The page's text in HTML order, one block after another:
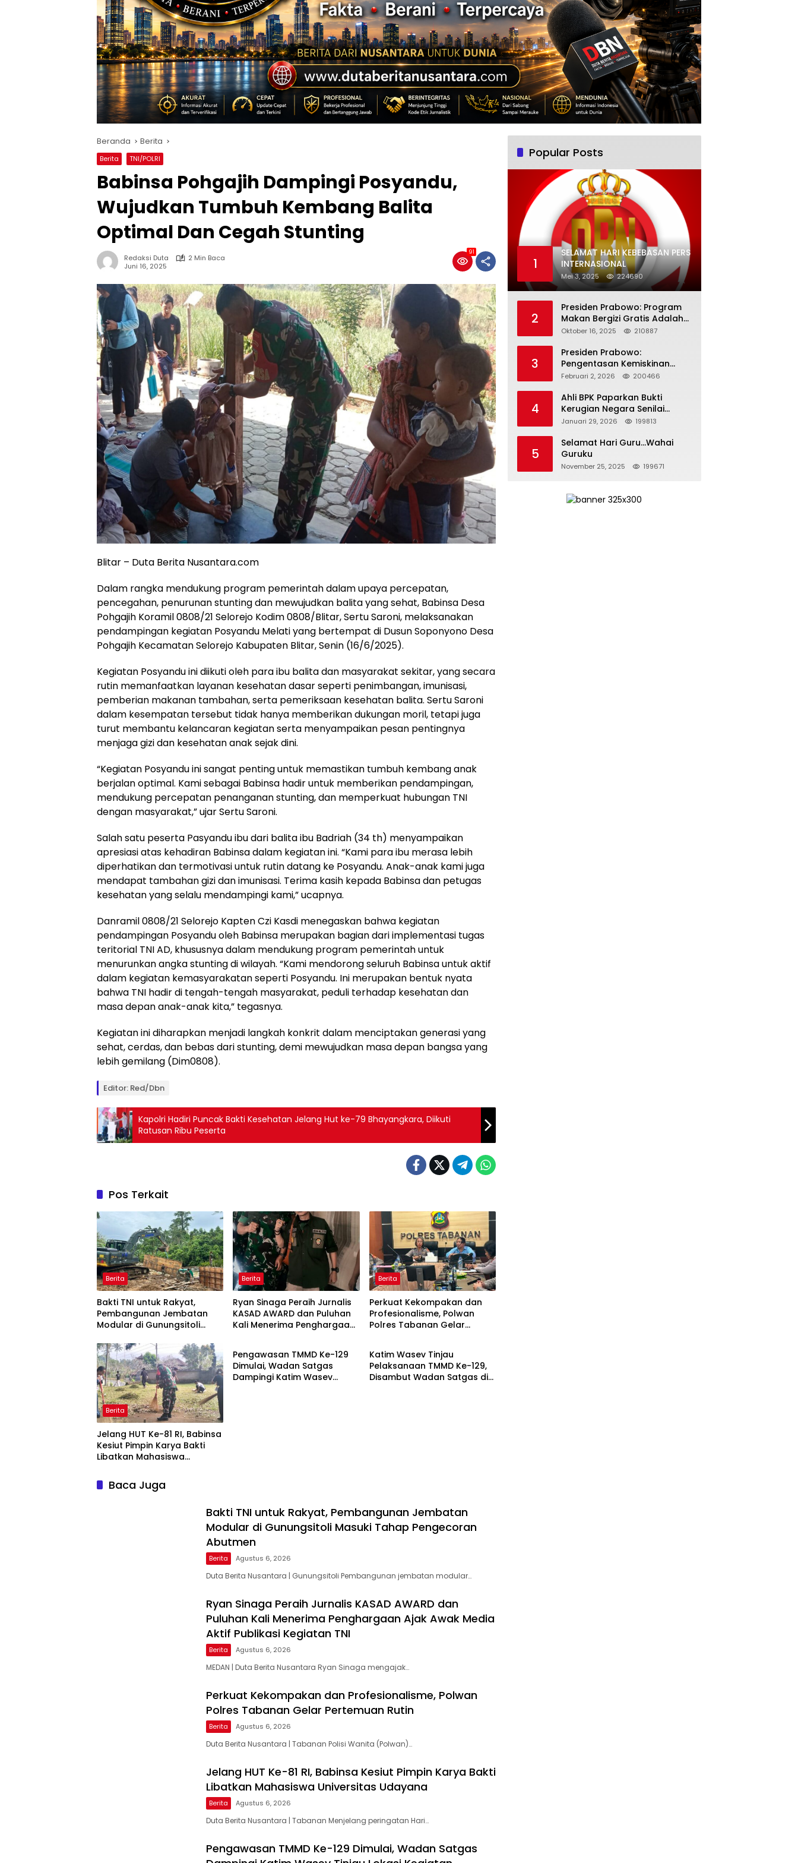
Beranda Berita
Berita TNI/POLRI
Babinsa Pohgajih Dampingi Posyandu,
Wujudkan Tumbuh Kembang Balita
Optimal Dan Cegah Stunting
Redaksi Duta
2 Min Baca
Juni 16, 2025
91
Blitar – Duta Berita Nusantara.com
Dalam rangka mendukung program pemerintah dalam upaya percepatan,
pencegahan, penurunan stunting dan mewujudkan balita yang sehat, Babinsa Desa
Pohgajih Koramil 0808/21 Selorejo Kodim 0808/Blitar, Sertu Saroni, melaksanakan
pendampingan kegiatan Posyandu Melati yang bertempat di Dusun Soponyono Desa
Pohgajih Kecamatan Selorejo Kabupaten Blitar, Senin (16/6/2025).
Kegiatan Posyandu ini diikuti oleh para ibu balita dan masyarakat sekitar, yang secara
rutin memanfaatkan layanan kesehatan dasar seperti penimbangan, imunisasi,
pemberian makanan tambahan, serta pemeriksaan kesehatan balita. Sertu Saroni
dalam kesempatan tersebut tidak hanya memberikan dukungan moril, tetapi juga
turut membantu kelancaran kegiatan serta menyampaikan pesan pentingnya
menjaga gizi dan kesehatan anak sejak dini.
“Kegiatan Posyandu ini sangat penting untuk memastikan tumbuh kembang anak
berjalan optimal. Kami sebagai Babinsa hadir untuk memberikan pendampingan,
mendukung percepatan penanganan stunting, dan memperkuat hubungan TNI
dengan masyarakat,” ujar Sertu Saroni.
Salah satu peserta Pasyandu ibu dari balita ibu Badriah (34 th) menyampaikan
apresiasi atas kehadiran Babinsa dalam kegiatan ini. “Kami para ibu merasa lebih
diperhatikan dan termotivasi untuk rutin datang ke Posyandu. Anak-anak kami juga
mendapat tambahan gizi dan imunisasi. Terima kasih kepada Babinsa dan petugas
kesehatan yang selalu mendampingi kami,” ucapnya.
Danramil 0808/21 Selorejo Kapten Czi Kasdi menegaskan bahwa kegiatan
pendampingan Posyandu oleh Babinsa merupakan bagian dari implementasi tugas
teritorial TNI AD, khususnya dalam mendukung program pemerintah untuk
menurunkan angka stunting di wilayah. “Kami mendorong seluruh Babinsa untuk aktif
dalam kegiatan kemasyarakatan seperti Posyandu. Ini merupakan bentuk nyata
bahwa TNI hadir di tengah-tengah masyarakat, peduli terhadap kesehatan dan
masa depan anak-anak kita,” tegasnya.
Kegiatan ini diharapkan menjadi langkah konkrit dalam menciptakan generasi yang
sehat, cerdas, dan bebas dari stunting, demi mewujudkan masa depan bangsa yang
lebih gemilang (Dim0808).
Editor: Red/Dbn
Kapolri Hadiri Puncak Bakti Kesehatan Jelang Hut ke-79 Bhayangkara, Diikuti
Ratusan Ribu Peserta
Pos Terkait
Berita
Bakti TNI untuk Rakyat,
Pembangunan Jembatan
Modular di Gunungsitoli
Abutmen
Berita
Ryan Sinaga Peraih Jurnalis
KASAD AWARD dan Puluhan
Kali Menerima Penghargaan
Berita
Perkuat Kekompakan dan
Profesionalisme, Polwan
Polres Tabanan Gelar
Berita
Jelang HUT Ke-81 RI, Babinsa
Kesiut Pimpin Karya Bakti
Libatkan Mahasiswa
Berita
Pengawasan TMMD Ke-129
Dimulai, Wadan Satgas
Dampingi Katim Wasev
Berita
Katim Wasev Tinjau
Pelaksanaan TMMD Ke-129,
Disambut Wadan Satgas di
Baca Juga
Bakti TNI untuk Rakyat, Pembangunan Jembatan
Modular di Gunungsitoli Masuki Tahap Pengecoran
Abutmen
Berita Agustus 6, 2026
Duta Berita Nusantara | Gunungsitoli Pembangunan jembatan modular…
Ryan Sinaga Peraih Jurnalis KASAD AWARD dan
Puluhan Kali Menerima Penghargaan Ajak Awak Media
Aktif Publikasi Kegiatan TNI
Berita Agustus 6, 2026
MEDAN | Duta Berita Nusantara Ryan Sinaga mengajak…
Perkuat Kekompakan dan Profesionalisme, Polwan
Polres Tabanan Gelar Pertemuan Rutin
Berita Agustus 6, 2026
Duta Berita Nusantara | Tabanan Polisi Wanita (Polwan)…
Jelang HUT Ke-81 RI, Babinsa Kesiut Pimpin Karya Bakti
Libatkan Mahasiswa Universitas Udayana
Berita Agustus 6, 2026
Duta Berita Nusantara | Tabanan Menjelang peringatan Hari…
Pengawasan TMMD Ke-129 Dimulai, Wadan Satgas
Popular Posts
1
SELAMAT HARI KEBEBASAN PERS
INTERNASIONAL
Mei 3, 2025 224690
2
Presiden Prabowo: Program
Makan Bergizi Gratis Adalah
Investasi untuk Masa Depan
Oktober 16, 2025 210887
3
Presiden Prabowo:
Pengentasan Kemiskinan
Butuh Persatuan dan
Bertanggung Jawab
Februari 2, 2026 200466
4
Ahli BPK Paparkan Bukti
Kerugian Negara Senilai
Rp285 Triliun dalam
Pertamina
Januari 29, 2026 199813
5
Selamat Hari Guru…Wahai
Guruku
November 25, 2025 199671